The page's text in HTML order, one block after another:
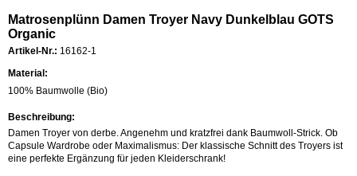
Matrosenplünn Damen Troyer Navy Dunkelblau GOTS
Organic
Artikel-Nr.: 16162-1
Material:
100% Baumwolle (Bio)
Beschreibung:
Damen Troyer von derbe. Angenehm und kratzfrei dank Baumwoll-Strick. Ob
Capsule Wardrobe oder Maximalismus: Der klassische Schnitt des Troyers ist
eine perfekte Ergänzung für jeden Kleiderschrank!